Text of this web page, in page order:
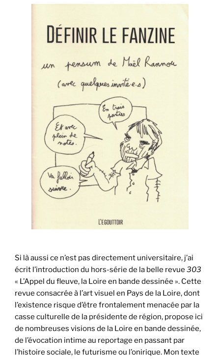
Si là aussi ce n’est pas directement universitaire, j’ai
écrit l’introduction du hors-série de la belle revue 303
« L’Appel du fleuve, la Loire en bande dessinée ». Cette
revue consacrée à l’art visuel en Pays de la Loire, dont
l’existence risque d’être frontalement menacée par la
casse culturelle de la présidente de région, propose ici
de nombreuses visions de la Loire en bande dessinée,
de l’évocation intime au reportage en passant par
l’histoire sociale, le futurisme ou l’onirique. Mon texte